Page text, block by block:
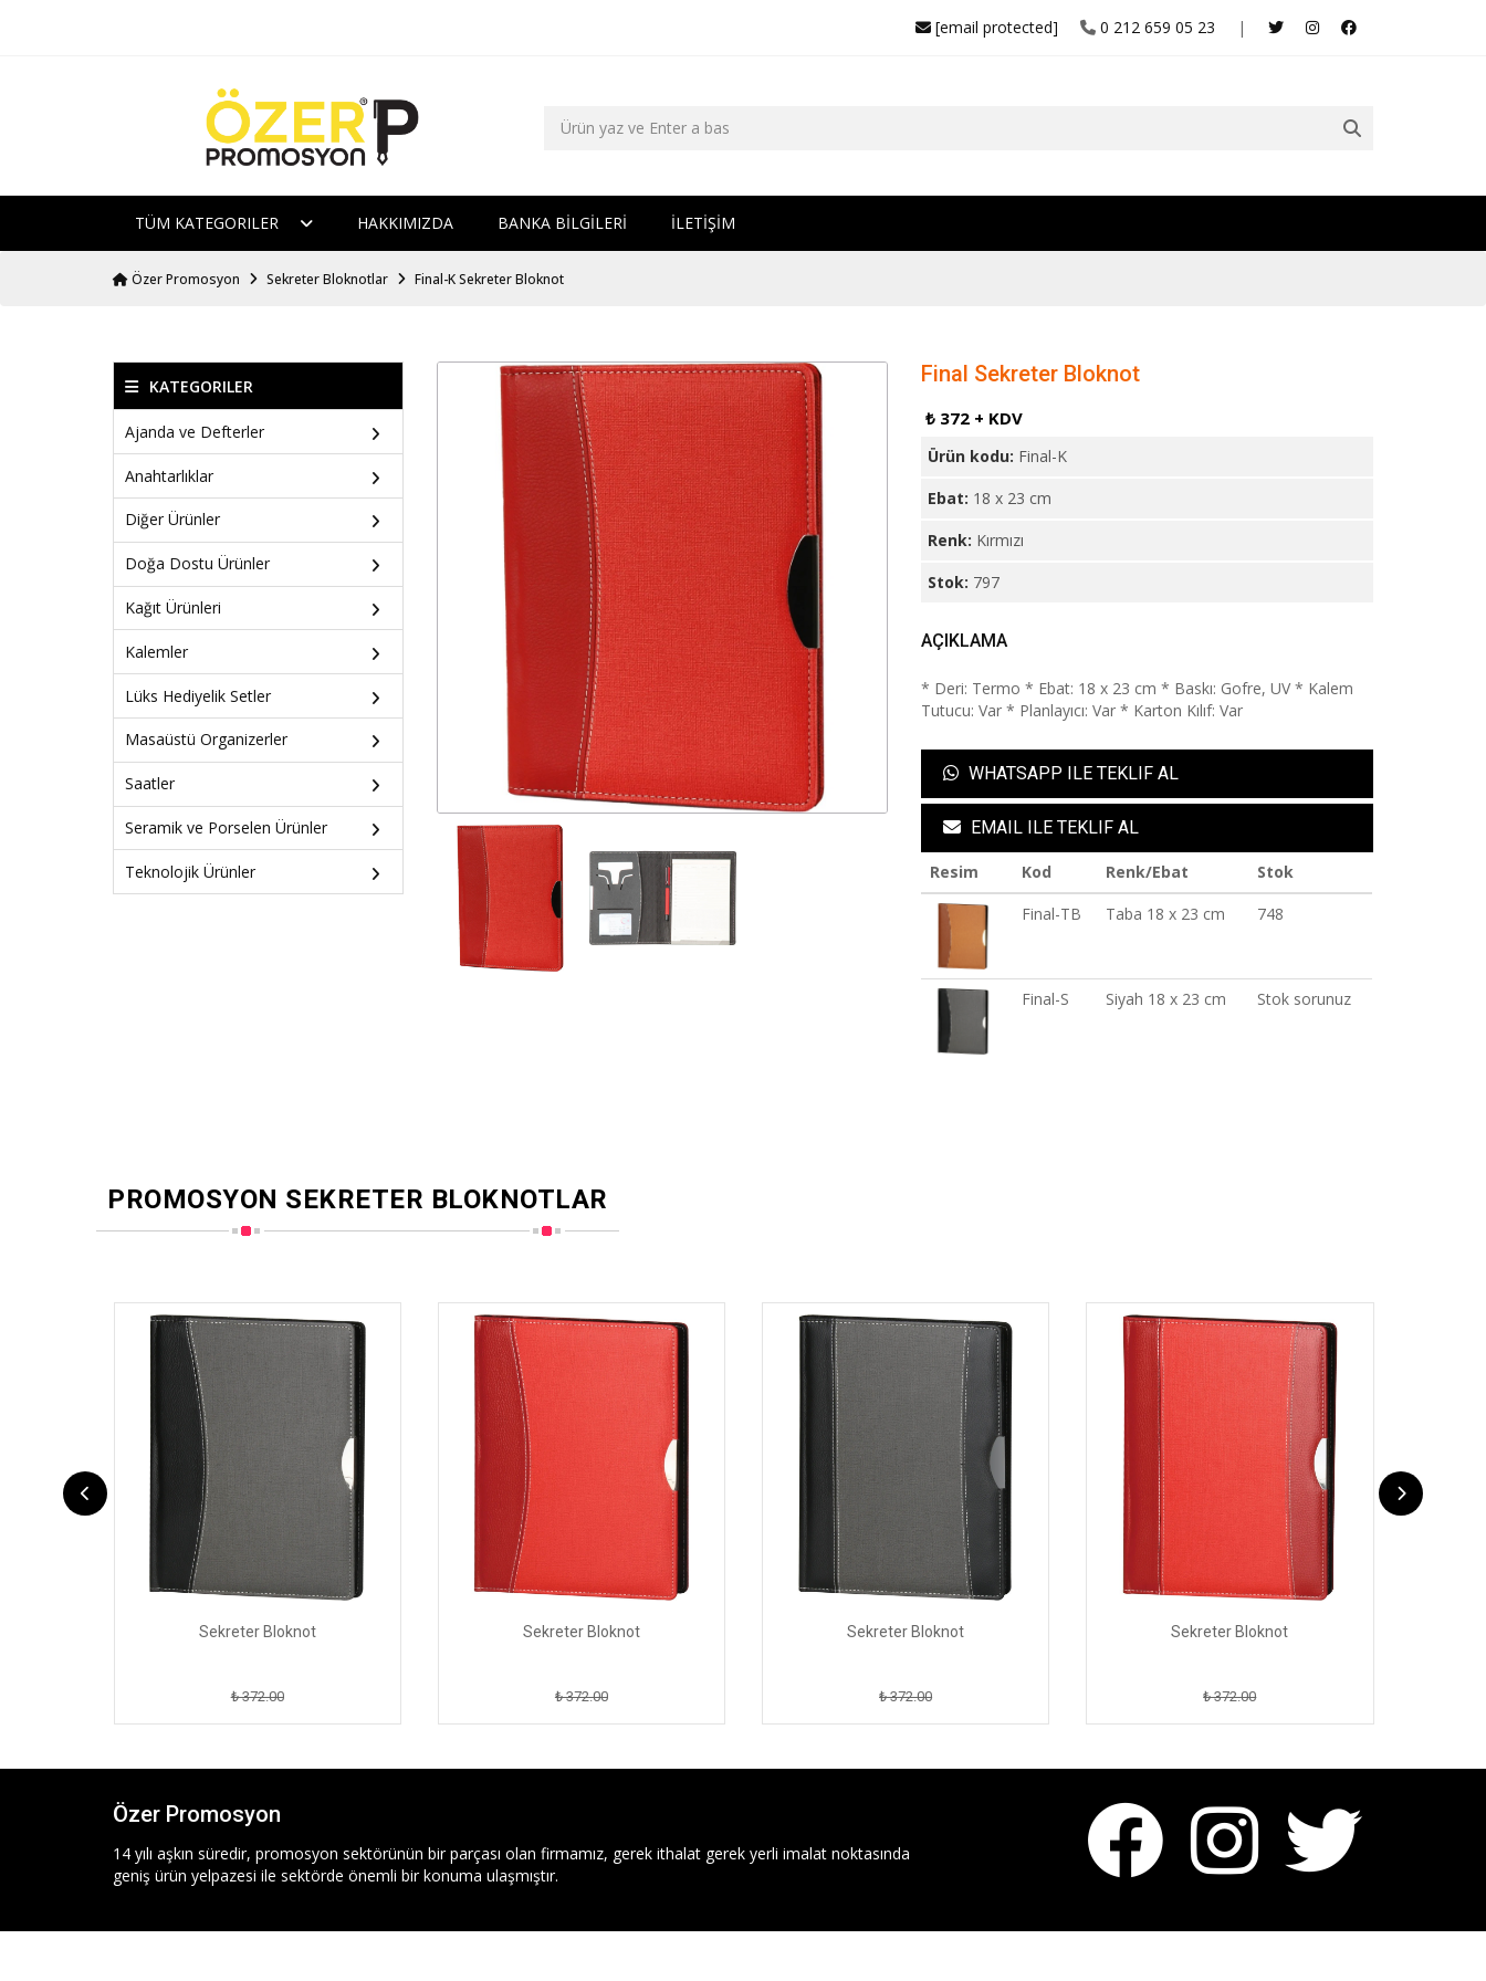
|
0 212 659 05 23
[email protected]
TÜM KATEGORILER HAKKIMIZDA BANKA BİLGİLERİ İLETİŞİM
Özer Promosyon Sekreter Bloknotlar Final-K Sekreter Bloknot
KATEGORILER
Ajanda ve Defterler
Anahtarlıklar
Diğer Ürünler
Doğa Dostu Ürünler
Kağıt Ürünleri
Kalemler
Lüks Hediyelik Setler
Masaüstü Organizerler
Saatler
Seramik ve Porselen Ürünler
Teknolojik Ürünler
Final Sekreter Bloknot
₺ 372 + KDV
Ürün kodu: Final-K
Ebat: 18 x 23 cm
Renk: Kırmızı
Stok: 797
AÇIKLAMA
* Deri: Termo * Ebat: 18 x 23 cm * Baskı: Gofre, UV * Kalem
Tutucu: Var * Planlayıcı: Var * Karton Kılıf: Var
WHATSAPP ILE TEKLIF AL
EMAIL ILE TEKLIF AL
Resim Kod Renk/Ebat
Stok
Final-TB
Taba 18 x 23 cm 748
Final-S Siyah 18 x 23 cm Stok sorunuz
PROMOSYON SEKRETER BLOKNOTLAR
Sekreter Bloknot
₺ 372.00
Sekreter Bloknot
₺ 372.00
Sekreter Bloknot
₺ 372.00
Sekreter Bloknot
₺ 372.00
Özer Promosyon
14 yılı aşkın süredir, promosyon sektörünün bir parçası olan firmamız, gerek ithalat gerek yerli imalat noktasında
geniş ürün yelpazesi ile sektörde önemli bir konuma ulaşmıştır.